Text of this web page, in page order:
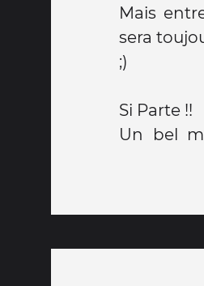
Mais
sera
;)
Si Parte !!
Un bel